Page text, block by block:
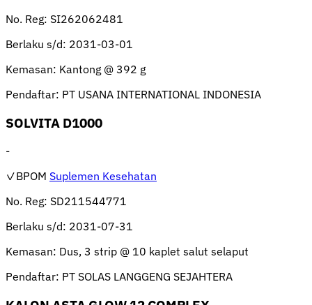
No. Reg: SI262062481
Berlaku s/d: 2031-03-01
Kemasan: Kantong @ 392 g
Pendaftar: PT USANA INTERNATIONAL INDONESIA
SOLVITA D1000
-
✓BPOM Suplemen Kesehatan
No. Reg: SD211544771
Berlaku s/d: 2031-07-31
Kemasan: Dus, 3 strip @ 10 kaplet salut selaput
Pendaftar: PT SOLAS LANGGENG SEJAHTERA